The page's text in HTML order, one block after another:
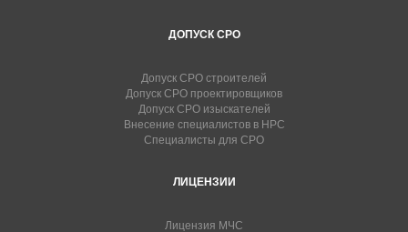
ДОПУСК СРО
Допуск СРО строителей
Допуск СРО проектировщиков
Допуск СРО изыскателей
Внесение специалистов в НРС
Специалисты для СРО
ЛИЦЕНЗИИ
Лицензия МЧС